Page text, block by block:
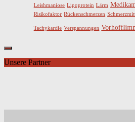
Leishmaniose Lipoprotein Lärm
Risikofaktor Rückenschmerzen
Tachykardie Verspannungen
Unsere Partner